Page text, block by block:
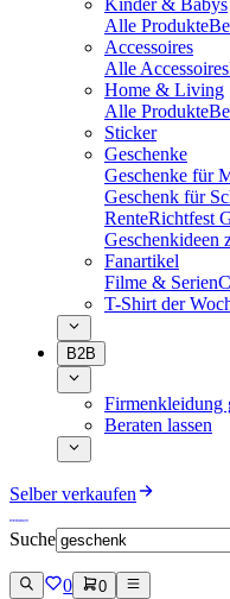
Kinder & Babys
Alle Produkte
Accessoires
Alle Accessoires
Home & Living
Alle Produkte
Sticker
Geschenke
Geschenke für
Geschenk für
RenteRichtfest
Geschenkideen
Fanartikel
Filme & Serien
T-Shirt der
B2B
Firmenkleidung
Beraten lassen
Selber verkaufen
Suche
0 0